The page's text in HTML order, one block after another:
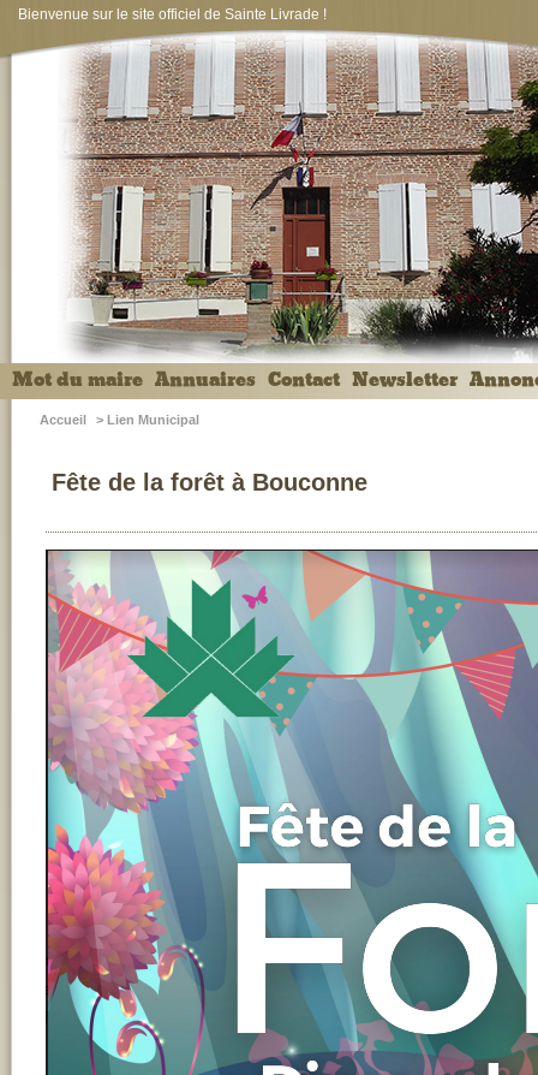
Bienvenue sur le site officiel de Sainte Livrade !
Mot du maire Annuaires Contact Newsletter
Accueil > Lien Municipal
Fête de la forêt à Bouconne